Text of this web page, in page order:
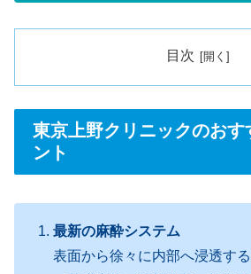
目次
東京上野クリニックのおす
ント
最新の麻酔システム
表面から徐々に内部へ浸透す